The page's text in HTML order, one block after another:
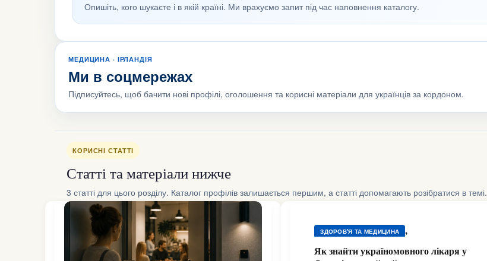
Опишіть, кого шукаєте і в якій країні. Ми врахуємо запит під час наповнення каталогу.
МЕДИЦИНА · ІРЛАНДІЯ
Ми в соцмережах
Підписуйтесь, щоб бачити нові профілі, оголошення та корисні матеріали для українців за кордоном.
КОРИСНІ СТАТТІ
Статті та матеріали нижче
3 статті для цього розділу. Каталог профілів залишається першим, а статті допомагають розібратися в темі.
ЗДОРОВ'Я ТА МЕДИЦИНА ,
ЗДОРОВ'Я ТА МЕДИЦИНА
Як знайти україномовного лікаря у